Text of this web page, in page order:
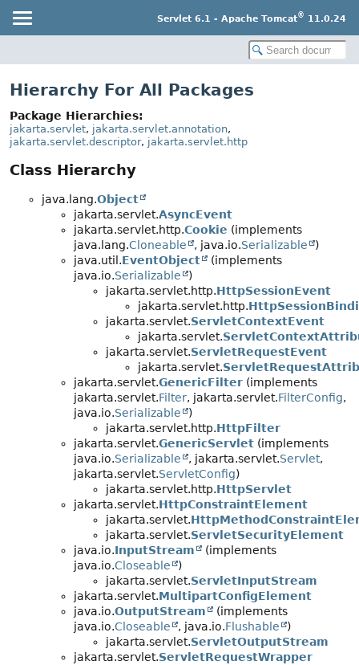
Servlet 6.1 - Apache Tomcat® 11.0.24
Hierarchy For All Packages
Package Hierarchies:
jakarta.servlet, jakarta.servlet.annotation,
jakarta.servlet.descriptor, jakarta.servlet.http
Class Hierarchy
java.lang.Object
jakarta.servlet.AsyncEvent
jakarta.servlet.http.Cookie (implements
java.lang.Cloneable , java.io.Serializable
)
java.util.EventObject
(implements
java.io.Serializable
)
jakarta.servlet.http.HttpSessionEvent
jakarta.servlet.http.
jakarta.servlet.ServletContextEvent
jakarta.servlet.
jakarta.servlet.ServletRequestEvent
jakarta.servlet.
jakarta.servlet.GenericFilter (implements
jakarta.servlet.Filter, jakarta.servlet.FilterConfig,
java.io.Serializable
)
jakarta.servlet.http.HttpFilter
jakarta.servlet.GenericServlet (implements
java.io.Serializable , jakarta.servlet.Servlet,
jakarta.servlet.ServletConfig)
jakarta.servlet.http.HttpServlet
jakarta.servlet.HttpConstraintElement
jakarta.servlet.
jakarta.servlet.ServletSecurityElement
java.io.InputStream
(implements
java.io.Closeable
)
jakarta.servlet.ServletInputStream
jakarta.servlet.MultipartConfigElement
java.io.OutputStream
(implements
java.io.Closeable , java.io.Flushable
)
jakarta.servlet.ServletOutputStream
jakarta.servlet.ServletRequestWrapper